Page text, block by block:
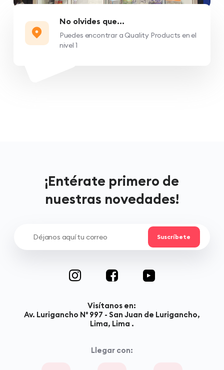
No olvides que...
Puedes encontrar a Quality Products en el
nivel 1
¡Entérate primero de
nuestras novedades!
Visítanos en:
Av. Lurigancho N° 997 - San Juan de Lurigancho,
Lima, Lima .
Llegar con: